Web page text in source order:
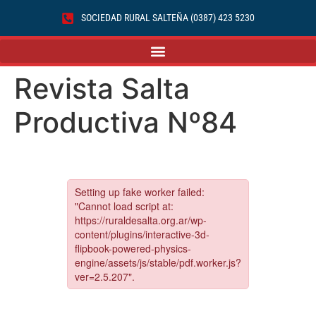
SOCIEDAD RURAL SALTEÑA (0387) 423 5230
Revista Salta
Productiva Nº84